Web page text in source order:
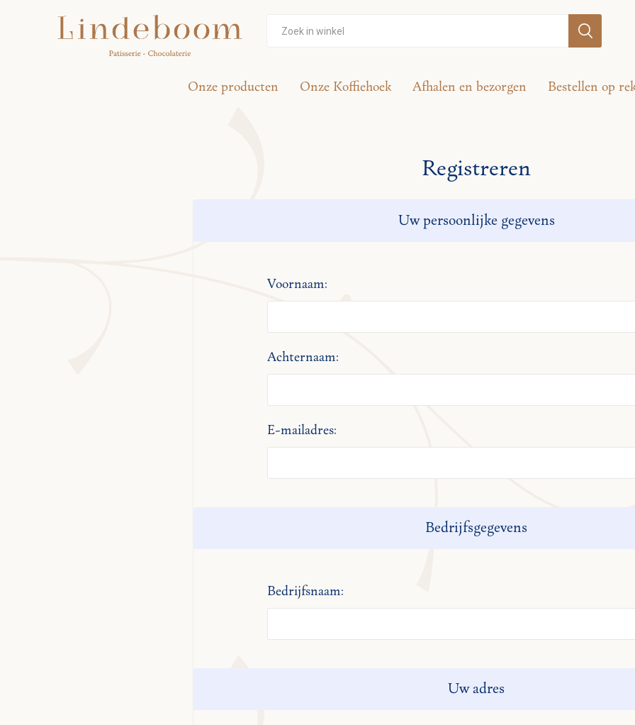
Onze producten Onze Koffiehoek Afhalen en bezorgen Bestellen op
Registreren
Uw persoonlijke gegevens
Voornaam:
Achternaam:
E-mailadres:
Bedrijfsgegevens
Bedrijfsnaam:
Uw adres